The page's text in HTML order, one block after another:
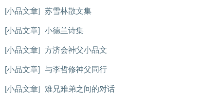
[小品文章] 苏雪林散文集
[小品文章] 小德兰诗集
[小品文章] 方济会神父小品文
[小品文章] 与李哲修神父同行
[小品文章] 难兄难弟之间的对话